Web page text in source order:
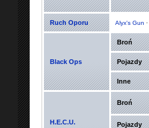
Ruch Oporu Alyx's Gun ·
Black Ops
Broń
Pojazdy
Inne
H.E.C.U.
Broń
Pojazdy